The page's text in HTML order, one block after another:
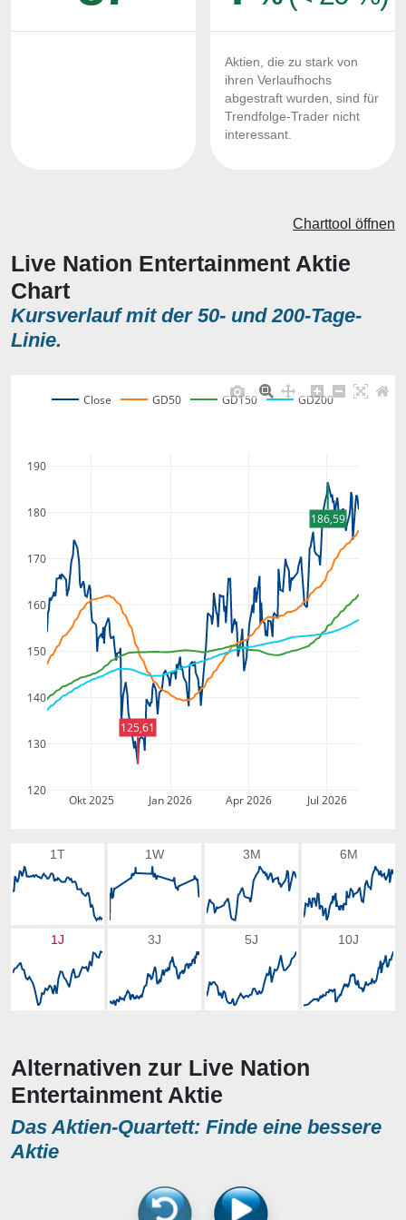
Aktien, die zu stark von
ihren Verlaufhochs
abgestraft wurden, sind für
Trendfolge-Trader nicht
interessant.
Live Nation Entertainment Aktie
Chart
Kursverlauf mit der 50- und 200-Tage-
Linie.
Charttool öffnen
Okt 2025 Jan 2026 Apr 2026 Jul 2026
120
130
140
150
160
170
180
190
Close GD50 GD150 GD200
186,59
125,61
1T 1W 3M 6M
1J 3J 5J 10J
Alternativen zur Live Nation
Entertainment Aktie
Das Aktien-Quartett: Finde eine bessere
Aktie